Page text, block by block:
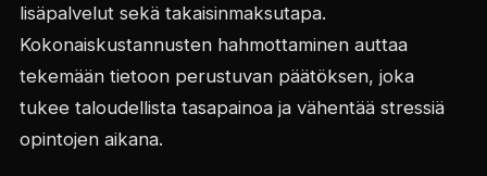
lisäpalvelut sekä takaisinmaksutapa.
Kokonaiskustannusten hahmottaminen auttaa
tekemään tietoon perustuvan päätöksen, joka
tukee taloudellista tasapainoa ja vähentää stressiä
opintojen aikana.